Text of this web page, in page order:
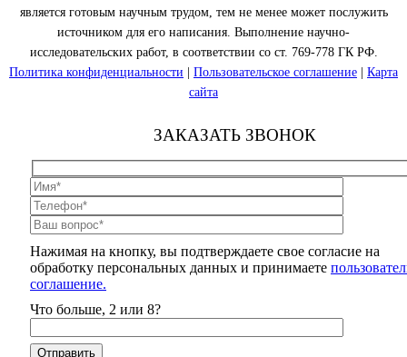
является готовым научным трудом, тем не менее может послужить
источником для его написания. Выполнение научно-
исследовательских работ, в соответствии со ст. 769-778 ГК РФ.
Политика конфиденциальности | Пользовательское соглашение | Карта
сайта
ЗАКАЗАТЬ ЗВОНОК
Нажимая на кнопку, вы подтверждаете свое согласие на
обработку персональных данных и принимаете
соглашение.
Что больше, 2 или 8?